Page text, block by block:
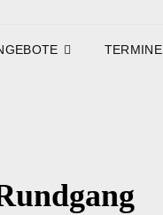
TERMINE